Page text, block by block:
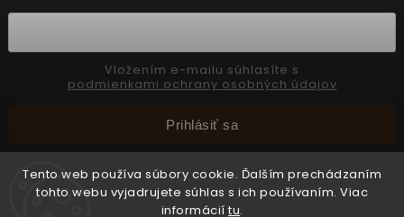
Tento web používa súbory cookie. Ďalším prechádzaním
tohto webu vyjadrujete súhlas s ich používaním. Viac
informácií tu.
podmienkami ochrany osobných údajov
Prihlásiť sa
Copyright 2026INTERMEDIC SK. Všetky práva vyhradené.